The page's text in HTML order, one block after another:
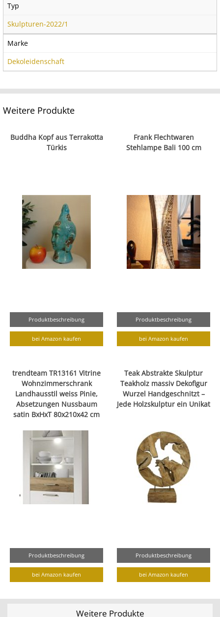
Typ
Skulpturen-2022/1
Marke
Dekoleidenschaft
Weitere Produkte
Buddha Kopf aus Terrakotta
Türkis
Produktbeschreibung
bei Amazon kaufen
Frank Flechtwaren
Stehlampe Bali 100 cm
Produktbeschreibung
bei Amazon kaufen
trendteam TR13161 Vitrine
Wohnzimmerschrank
Landhausstil weiss Pinie,
Absetzungen Nussbaum
satin BxHxT 80x210x42 cm
Produktbeschreibung
bei Amazon kaufen
Teak Abstrakte Skulptur
Teakholz massiv Dekofigur
Wurzel Handgeschnitzt –
Jede Holzskulptur ein Unikat
Produktbeschreibung
bei Amazon kaufen
Weitere Produkte